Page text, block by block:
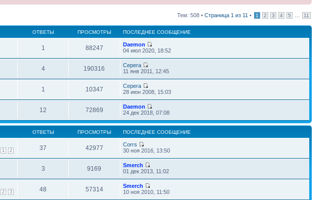
Тем: 508 • Страница 1 из 11 • 1 2 3 4 5 11
ОТВЕТЫ ПРОСМОТРЫ ПОСЛЕДНЕЕ СООБЩЕНИЕ
1 88247
Daemon
04 июл 2020, 18:52
4 190316
Серега
11 янв 2011, 12:45
1 10347
Серега
28 июн 2008, 15:03
12 72869
Daemon
24 дек 2018, 07:08
ОТВЕТЫ ПРОСМОТРЫ ПОСЛЕДНЕЕ СООБЩЕНИЕ
1 2 37 42977
Corrs
30 ноя 2016, 13:50
3 9169
Smerch
01 дек 2013, 11:02
2 3 48 57314
Smerch
10 ноя 2010, 11:50